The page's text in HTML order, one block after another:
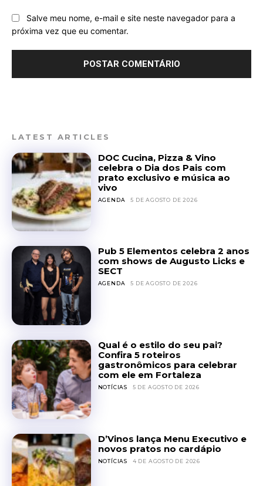
Salve meu nome, e-mail e site neste navegador para a
próxima vez que eu comentar.
LATEST ARTICLES
DOC Cucina, Pizza & Vino
celebra o Dia dos Pais com
prato exclusivo e música ao
vivo
AGENDA 5 DE AGOSTO DE 2026
Pub 5 Elementos celebra 2 anos
com shows de Augusto Licks e
SECT
AGENDA 5 DE AGOSTO DE 2026
Qual é o estilo do seu pai?
Confira 5 roteiros
gastronômicos para celebrar
com ele em Fortaleza
NOTÍCIAS 5 DE AGOSTO DE 2026
D’Vinos lança Menu Executivo e
novos pratos no cardápio
NOTÍCIAS 4 DE AGOSTO DE 2026